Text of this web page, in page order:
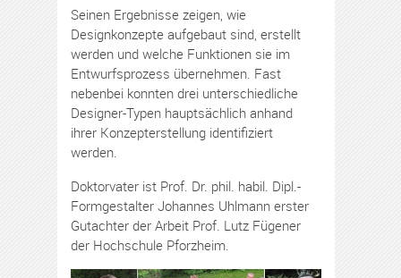
Seinen Ergebnisse zeigen, wie
Designkonzepte aufgebaut sind, erstellt
werden und welche Funktionen sie im
Entwurfsprozess übernehmen. Fast
nebenbei konnten drei unterschiedliche
Designer-Typen hauptsächlich anhand
ihrer Konzepterstellung identifiziert
werden.
Doktorvater ist Prof. Dr. phil. habil. Dipl.-
Formgestalter Johannes Uhlmann erster
Gutachter der Arbeit Prof. Lutz Fügener
der Hochschule Pforzheim.